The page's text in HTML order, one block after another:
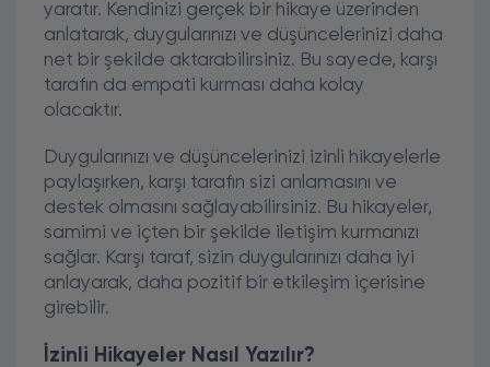
yaratır. Kendinizi gerçek bir hikaye üzerinden
anlatarak, duygularınızı ve düşüncelerinizi daha
net bir şekilde aktarabilirsiniz. Bu sayede, karşı
tarafın da empati kurması daha kolay
olacaktır.
Duygularınızı ve düşüncelerinizi izinli hikayelerle
paylaşırken, karşı tarafın sizi anlamasını ve
destek olmasını sağlayabilirsiniz. Bu hikayeler,
samimi ve içten bir şekilde iletişim kurmanızı
sağlar. Karşı taraf, sizin duygularınızı daha iyi
anlayarak, daha pozitif bir etkileşim içerisine
girebilir.
İzinli Hikayeler Nasıl Yazılır?